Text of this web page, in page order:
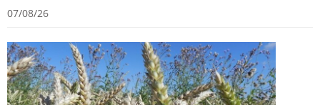
07/08/26